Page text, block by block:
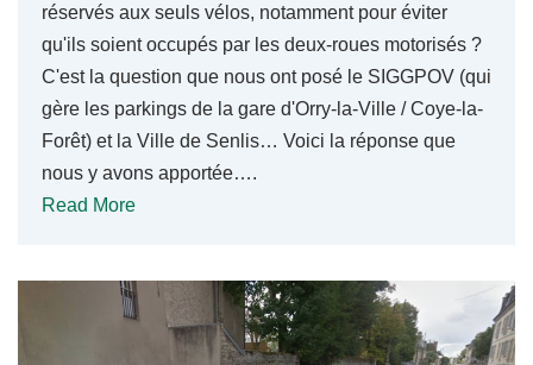
réservés aux seuls vélos, notamment pour éviter
qu'ils soient occupés par les deux-roues motorisés ?
C'est la question que nous ont posé le SIGGPOV (qui
gère les parkings de la gare d'Orry-la-Ville / Coye-la-
Forêt) et la Ville de Senlis… Voici la réponse que
nous y avons apportée….
Read More